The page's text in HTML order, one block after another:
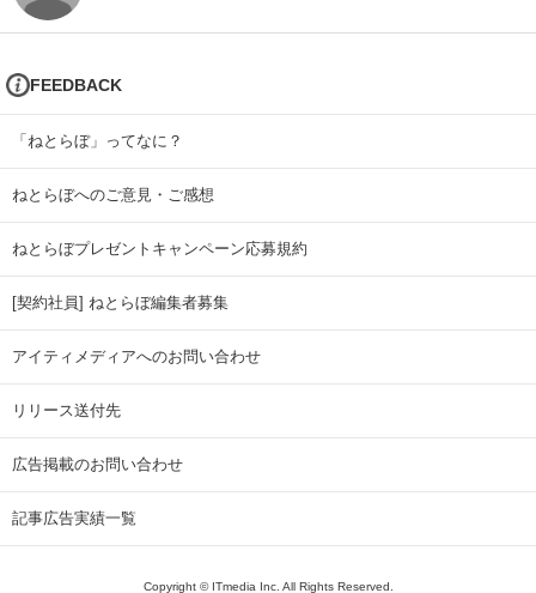
FEEDBACK
「ねとらぼ」ってなに？
ねとらぼへのご意見・ご感想
ねとらぼプレゼントキャンペーン応募規約
[契約社員] ねとらぼ編集者募集
アイティメディアへのお問い合わせ
リリース送付先
広告掲載のお問い合わせ
記事広告実績一覧
Copyright © ITmedia Inc. All Rights Reserved.